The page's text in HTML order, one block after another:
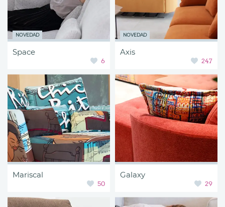
NOVEDAD
Space
6
NOVEDAD
Axis
247
Mariscal
50
Galaxy
29